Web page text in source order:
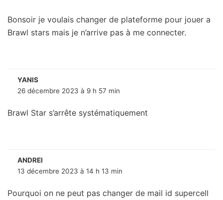
Bonsoir je voulais changer de plateforme pour jouer a
Brawl stars mais je n’arrive pas à me connecter.
YANIS
26 décembre 2023 à 9 h 57 min
Brawl Star s’arrête systématiquement
ANDREI
13 décembre 2023 à 14 h 13 min
Pourquoi on ne peut pas changer de mail id supercell